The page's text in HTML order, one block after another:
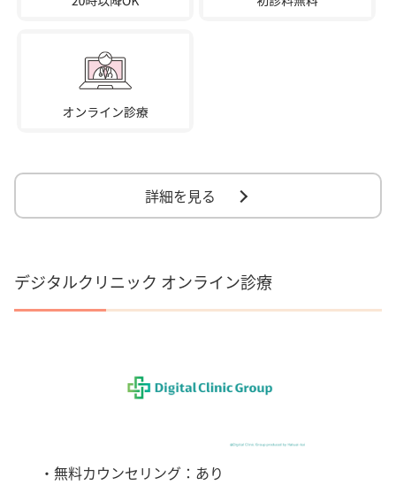
詳細を見る
デジタルクリニック オンライン診療
・無料カウンセリング：あり